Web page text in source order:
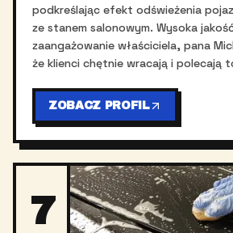
podkreślając efekt odświeżenia
ze stanem salonowym. Wysoka
zaangażowanie właściciela, pana
że klienci chętnie wracają i polecają
ZOBACZ PROFIL
7